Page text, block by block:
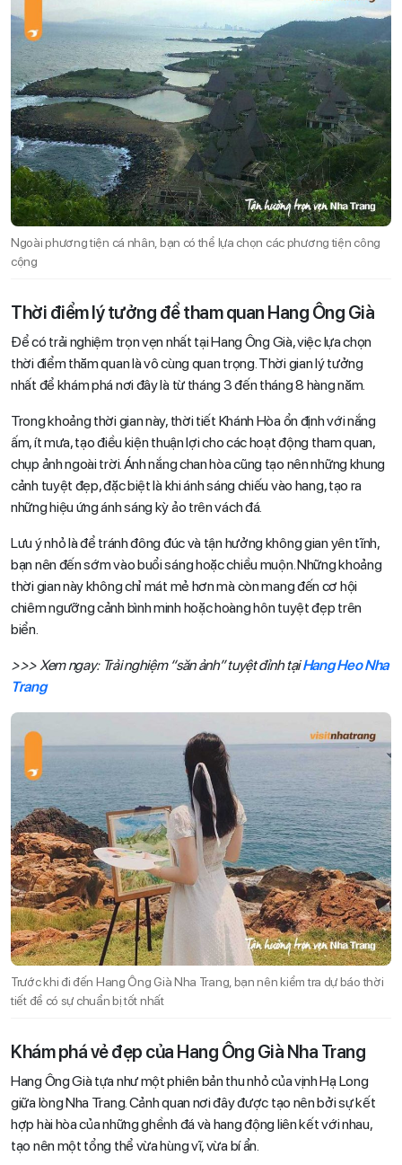
Ngoài phương tiện cá nhân, bạn có thể lựa chọn các phương tiện công
cộng
Thời điểm lý tưởng để tham quan Hang Ông Già
Để có trải nghiệm trọn vẹn nhất tại Hang Ông Già, việc lựa chọn
thời điểm thăm quan là vô cùng quan trọng. Thời gian lý tưởng
nhất để khám phá nơi đây là từ tháng 3 đến tháng 8 hàng năm.
Trong khoảng thời gian này, thời tiết Khánh Hòa ổn định với nắng
ấm, ít mưa, tạo điều kiện thuận lợi cho các hoạt động tham quan,
chụp ảnh ngoài trời. Ánh nắng chan hòa cũng tạo nên những khung
cảnh tuyệt đẹp, đặc biệt là khi ánh sáng chiếu vào hang, tạo ra
những hiệu ứng ánh sáng kỳ ảo trên vách đá.
Lưu ý nhỏ là để tránh đông đúc và tận hưởng không gian yên tĩnh,
bạn nên đến sớm vào buổi sáng hoặc chiều muộn. Những khoảng
thời gian này không chỉ mát mẻ hơn mà còn mang đến cơ hội
chiêm ngưỡng cảnh bình minh hoặc hoàng hôn tuyệt đẹp trên
biển.
>>> Xem ngay: Trải nghiệm “săn ảnh” tuyệt đỉnh tạiHang Heo Nha
Trang
Trước khi đi đến Hang Ông Già Nha Trang, bạn nên kiểm tra dự báo thời
tiết để có sự chuẩn bị tốt nhất
Khám phá vẻ đẹp của Hang Ông Già Nha Trang
Hang Ông Già tựa như một phiên bản thu nhỏ của vịnh Hạ Long
giữa lòng Nha Trang. Cảnh quan nơi đây được tạo nên bởi sự kết
hợp hài hòa của những ghềnh đá và hang động liên kết với nhau,
tạo nên một tổng thể vừa hùng vĩ, vừa bí ẩn.